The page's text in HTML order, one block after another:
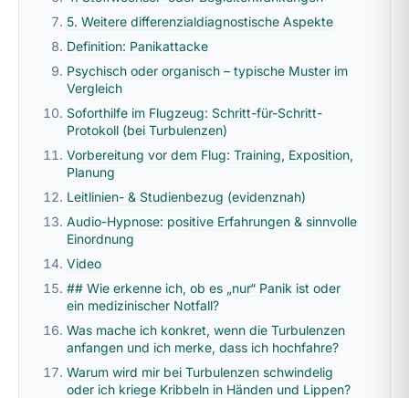
5. Weitere differenzialdiagnostische Aspekte
Definition: Panikattacke
Psychisch oder organisch – typische Muster im
Vergleich
Soforthilfe im Flugzeug: Schritt-für-Schritt-
Protokoll (bei Turbulenzen)
Vorbereitung vor dem Flug: Training, Exposition,
Planung
Leitlinien- & Studienbezug (evidenznah)
Audio-Hypnose: positive Erfahrungen & sinnvolle
Einordnung
Video
## Wie erkenne ich, ob es „nur“ Panik ist oder
ein medizinischer Notfall?
Was mache ich konkret, wenn die Turbulenzen
anfangen und ich merke, dass ich hochfahre?
Warum wird mir bei Turbulenzen schwindelig
oder ich kriege Kribbeln in Händen und Lippen?